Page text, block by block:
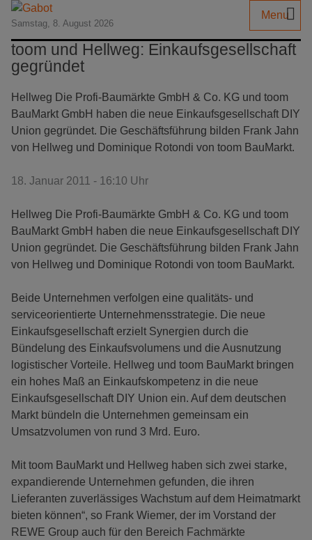
Samstag, 8. August 2026
Menu
toom und Hellweg: Einkaufsgesellschaft
gegründet
Hellweg Die Profi-Baumärkte GmbH & Co. KG und toom
BauMarkt GmbH haben die neue Einkaufsgesellschaft DIY
Union gegründet. Die Geschäftsführung bilden Frank Jahn
von Hellweg und Dominique Rotondi von toom BauMarkt.
18. Januar 2011 - 16:10 Uhr
Hellweg Die Profi-Baumärkte GmbH & Co. KG und toom
BauMarkt GmbH haben die neue Einkaufsgesellschaft DIY
Union gegründet. Die Geschäftsführung bilden Frank Jahn
von Hellweg und Dominique Rotondi von toom BauMarkt.
Beide Unternehmen verfolgen eine qualitäts- und
serviceorientierte Unternehmensstrategie. Die neue
Einkaufsgesellschaft erzielt Synergien durch die
Bündelung des Einkaufsvolumens und die Ausnutzung
logistischer Vorteile. Hellweg und toom BauMarkt bringen
ein hohes Maß an Einkaufskompetenz in die neue
Einkaufsgesellschaft DIY Union ein. Auf dem deutschen
Markt bündeln die Unternehmen gemeinsam ein
Umsatzvolumen von rund 3 Mrd. Euro.
Mit toom BauMarkt und Hellweg haben sich zwei starke,
expandierende Unternehmen gefunden, die ihren
Lieferanten zuverlässiges Wachstum auf dem Heimatmarkt
bieten können“, so Frank Wiemer, der im Vorstand der
REWE Group auch für den Bereich Fachmärkte